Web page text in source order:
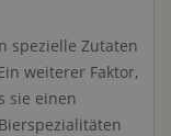
spezielle Zutaten
weiterer Faktor,
sie einen